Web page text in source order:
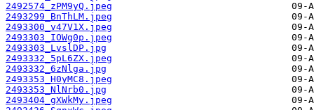
2492574_zPM9yQ.jpeg
2493299_BnThLM.jpeg
2493300_v47V1X.jpeg
2493303_IOWg0p.jpeg
2493303_LvslDP.jpg
2493332_5pL6ZX.jpeg
2493332_6zNlga.jpg
2493353_H0yMC8.jpeg
2493353_NlNrb0.jpg
2493404_gXWkMy.jpeg